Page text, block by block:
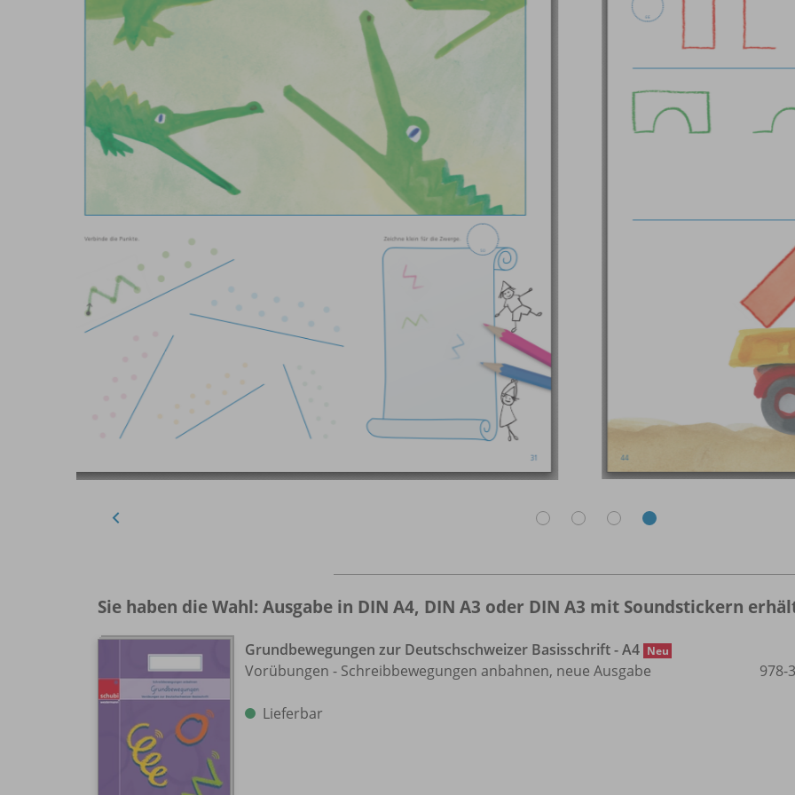
Sie haben die Wahl: Ausgabe in DIN A4, DIN A3 oder DIN A3 mit Soundstickern
Grundbewegungen zur Deutschschweizer Basisschrift - A4 Neu
Vorübungen - Schreibbewegungen anbahnen, neue Ausgabe
Lieferbar
978-